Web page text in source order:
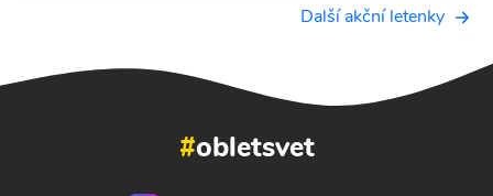
Další akční letenky
#obletsvet